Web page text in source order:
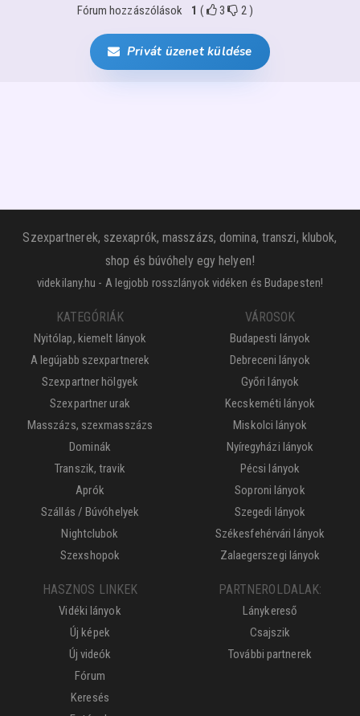
Fórum hozzászólások
1 ( 3 2)
Privát üzenet küldése
Szexpartnerek, szexaprók, masszázs, domina, transzi, klubok,
shop és búvóhely egy helyen!
videkilany.hu - A legjobb rosszlányok vidéken és Budapesten!
KATEGÓRIÁK
Nyitólap, kiemelt lányok
A legújabb szexpartnerek
Szexpartner hölgyek
Szexpartner urak
Masszázs, szexmasszázs
Dominák
Transzik, travik
Aprók
Szállás / Búvóhelyek
Nightclubok
Szexshopok
VÁROSOK
Budapesti lányok
Debreceni lányok
Győri lányok
Kecskeméti lányok
Miskolci lányok
Nyíregyházi lányok
Pécsi lányok
Soproni lányok
Szegedi lányok
Székesfehérvári lányok
Zalaegerszegi lányok
HASZNOS LINKEK
Vidéki lányok
Új képek
Új videók
Fórum
Keresés
PARTNEROLDALAK:
Lánykereső
Csajszik
További partnerek